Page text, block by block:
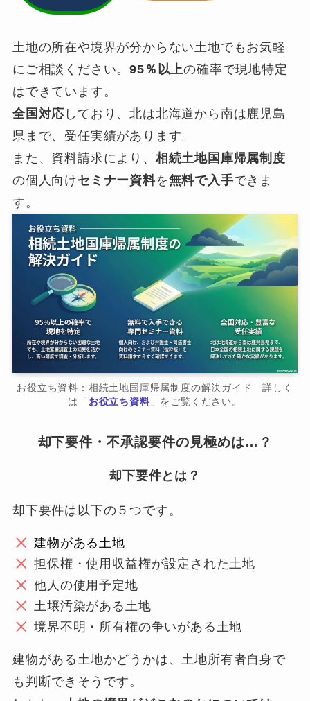
土地の所在や境界が分からない土地でもお気軽
にご相談ください。95％以上の確率で現地特定
はできています。
全国対応 しており、北は北海道から南は鹿児島
県まで、受任実績があります。
また、資料請求により、 相続土地国庫帰属制度
の個人向けセミナー資料を無料で入手できま
す。
お役立ち資料：相続土地国庫帰属制度の解決ガイド 詳しく
は「 お役立ち資料」をご覧ください。
却下要件・不承認要件の見極めは…？
却下要件とは？
却下要件は以下の５つです。
建物がある土地
担保権・使用収益権が設定された土地
他人の使用予定地
土壌汚染がある土地
境界不明・所有権の争いがある土地
建物がある土地かどうかは、土地所有者自身で
も判断できそうです。